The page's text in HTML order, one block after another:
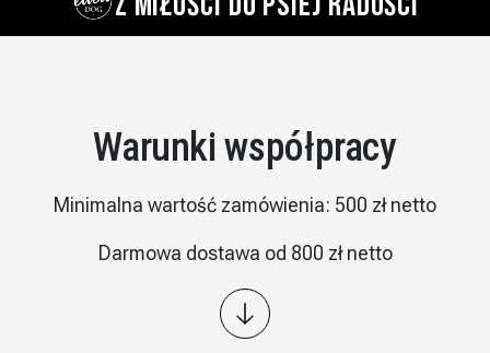
Warunki współpracy
Minimalna wartość zamówienia: 500 zł netto
Darmowa dostawa od 800 zł netto
Wysyłka: kurier InPost